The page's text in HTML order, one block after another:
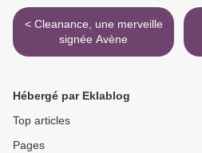
< Cleanance, une merveille
signée Avène
Hébergé par Eklablog
Top articles
Pages